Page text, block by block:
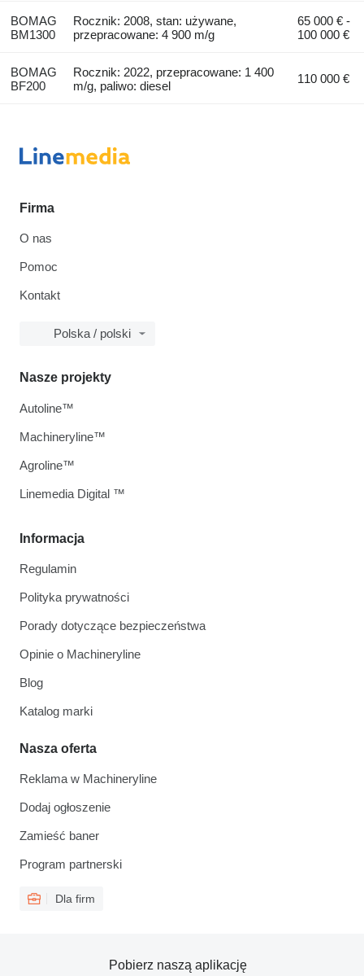
BOMAG
BM1300
Rocznik: 2008, stan: używane,
przepracowane: 4 900 m/g
65 000 € -
100 000 €
BOMAG
BF200
Rocznik: 2022, przepracowane: 1 400
m/g, paliwo: diesel
110 000 €
Firma
O nas
Pomoc
Kontakt
Polska / polski
Informacja
Regulamin
Polityka prywatności
Porady dotyczące bezpieczeństwa
Opinie o Machineryline
Blog
Katalog marki
Nasza oferta
Reklama w Machineryline
Dodaj ogłoszenie
Zamieść baner
Program partnerski
Dla firm
Nasze projekty
Autoline™
Machineryline™
Agroline™
Linemedia Digital ™
Pobierz naszą aplikację